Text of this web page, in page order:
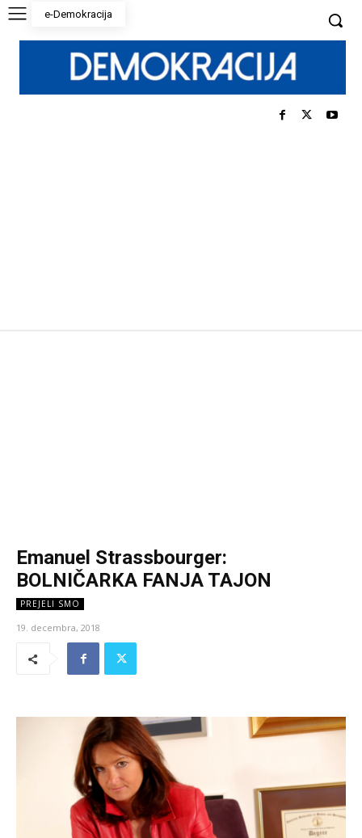
e-Demokracija
Emanuel Strassbourger:
BOLNIČARKA FANJA TAJON
PREJELI SMO
19. decembra, 2018